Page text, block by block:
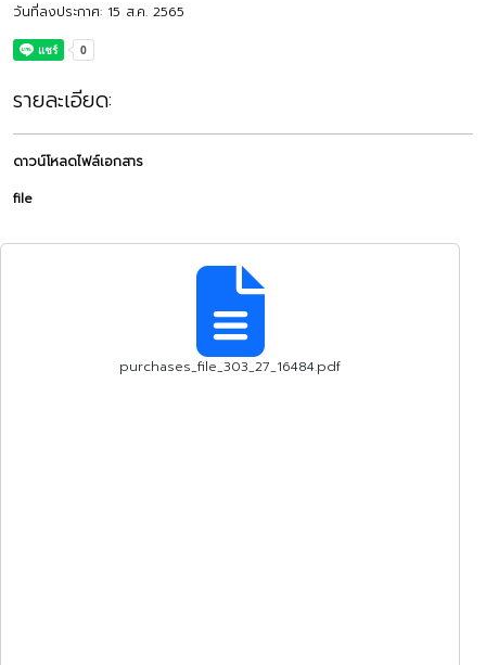
วันที่ลงประกาศ: 15 ส.ค. 2565
รายละเอียด:
ดาวน์โหลดไฟล์เอกสาร
file
purchases_file_303_27_16484.pdf